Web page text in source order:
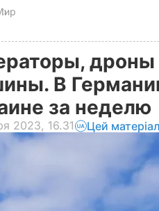
В
за неделю
2023, 16.31 Цей